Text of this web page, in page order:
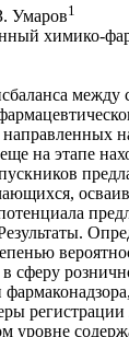
Умаров1
химико-
на этапе
сферу
уровне